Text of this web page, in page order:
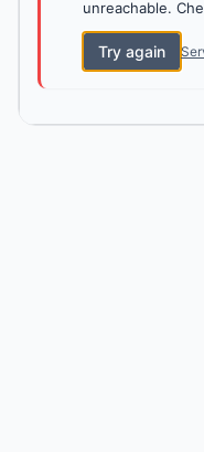
unreachable.
Try again